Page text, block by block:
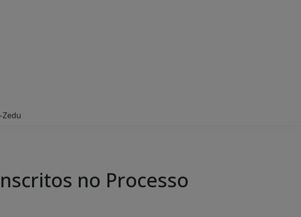
Zedu
no Processo